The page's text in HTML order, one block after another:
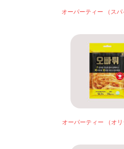
オーパーティー （スパ
オーパーティー （オリ